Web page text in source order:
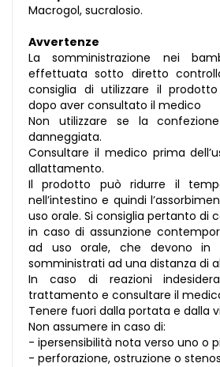
Macrogol, sucralosio.
Avvertenze
La somministrazione nei
effettuata sotto diretto
consiglia di utilizzare il
dopo aver consultato il medico
Non utilizzare se la
danneggiata.
Consultare il medico prima
allattamento.
Il prodotto può ridurre il
nell’intestino e quindi
uso orale. Si consiglia pertanto di
in caso di assunzione
ad uso orale, che devono in
somministrati ad una distanza di
In caso di reazioni
trattamento e consultare il
Tenere fuori dalla portata e dalla
Non assumere in caso di:
- ipersensibilità nota verso uno o
- perforazione, ostruzione o